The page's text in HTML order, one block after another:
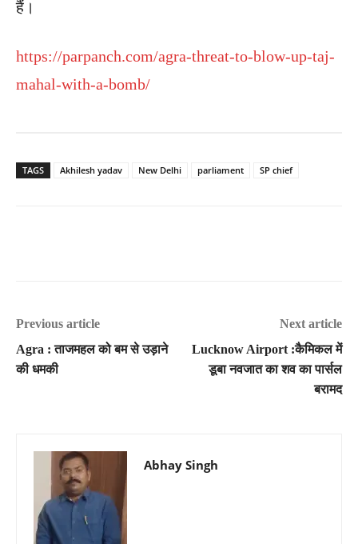
हैं।
https://parpanch.com/agra-threat-to-blow-up-taj-
mahal-with-a-bomb/
TAGS Akhilesh yadav New Delhi parliament SP chief
Previous article
Agra : ताजमहल को बम से उड़ाने
की धमकी
Next article
Lucknow Airport :कैमिकल में
डूबा नवजात का शव का पार्सल
बरामद
Abhay Singh